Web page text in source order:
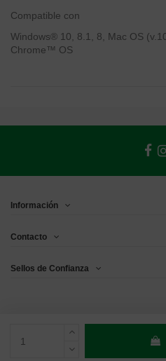
Compatible con
Windows® 10, 8.1, 8, Mac OS
Chrome™ OS
Información
Contacto
Sellos de Confianza